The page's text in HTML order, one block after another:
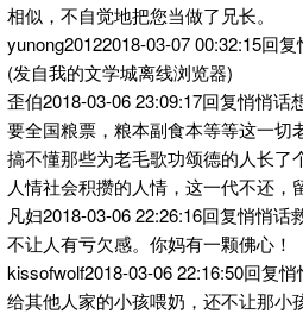
相似，不自觉地把您当做了兄长。
yunong20122018-03-07 00:32:15回复
(发自我的文学城离线浏览器)
歪伯2018-03-06 23:09:17回复悄悄
要全国粮票，粮本副食本等等这一切
搞不懂那些为老毛歌功颂德的人长了
人情社会积攒的人情，这一代不还，
凡妇2018-03-06 22:26:16回复悄悄
不让人有亏欠感。你妈有一颗佛心！
kissofwolf2018-03-06 22:16:50回复
给其他人家的小孩喂奶，还不让那小